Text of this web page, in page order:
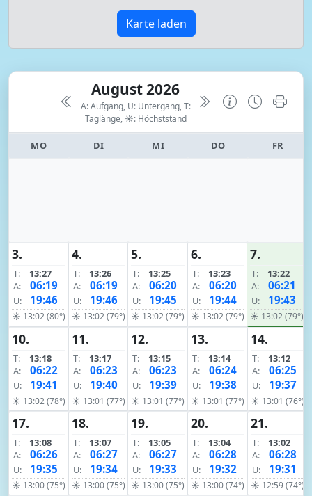
Karte laden
August 2026
A: Aufgang, U: Untergang, T:
Taglänge, ☀: Höchststand
MO DI MI DO FR
3.
T:
13:27
A:
06:19
U: 19:46
☀ 13:02 (80°)
4.
T:
13:26
A:
06:19
U: 19:46
☀ 13:02 (79°)
5.
T:
13:25
A:
06:20
U: 19:45
☀ 13:02 (79°)
6.
T:
13:23
A:
06:20
U: 19:44
☀ 13:02 (79°)
7.
T:
13:22
A:
06:21
U: 19:43
☀ 13:02 (79°)
10.
T:
13:18
A:
06:22
U: 19:41
☀ 13:02 (78°)
11.
T:
13:17
A:
06:23
U: 19:40
☀ 13:01 (77°)
12.
T:
13:15
A:
06:23
U: 19:39
☀ 13:01 (77°)
13.
T:
13:14
A:
06:24
U: 19:38
☀ 13:01 (77°)
14.
T:
13:12
A:
06:25
U: 19:37
☀ 13:01 (76°)
17.
T:
13:08
A:
06:26
U: 19:35
☀ 13:00 (75°)
18.
T:
13:07
A:
06:27
U: 19:34
☀ 13:00 (75°)
19.
T:
13:05
A:
06:27
U: 19:33
☀ 13:00 (75°)
20.
T:
13:04
A:
06:28
U: 19:32
☀ 13:00 (74°)
21.
T:
13:02
A:
06:28
U: 19:31
☀ 12:59 (74°)